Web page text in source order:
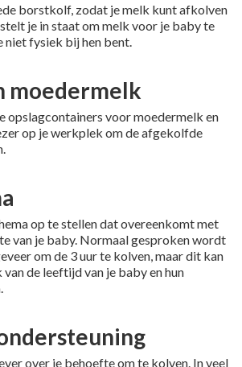
borstkolf, zodat je melk kunt afkolven
je in staat om melk voor je baby te
niet fysiek bij hen bent.
moedermelk
opslagcontainers voor moedermelk en
op je werkplek om de afgekolfde
op te stellen dat overeenkomt met
van je baby. Normaal gesproken wordt
om de 3 uur te kolven, maar dit kan
de leeftijd van je baby en hun
over je behoefte om te kolven. In veel